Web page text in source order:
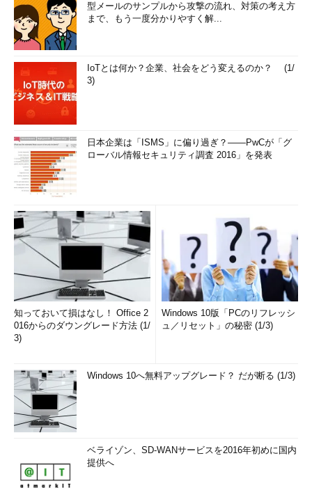
型メールのサンプルから攻撃の流れ、対策の考え方
まで、もう一度分かりやすく解...
IoTとは何か？企業、社会をどう変えるのか？ (1/
3)
日本企業は「ISMS」に偏り過ぎ？――PwCが「グ
ローバル情報セキュリティ調査 2016」を発表
知っておいて損はなし！ Office 2
016からのダウングレード方法 (1/
3)
Windows 10版「PCのリフレッシ
ュ／リセット」の秘密 (1/3)
Windows 10へ無料アップグレード？ だが断る (1/3)
ベライゾン、SD-WANサービスを2016年初めに国内
提供へ